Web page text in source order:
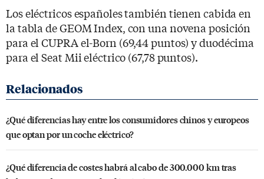
Los eléctricos españoles también tienen cabida en
la tabla de GEOM Index, con una novena posición
para el CUPRA el-Born (69,44 puntos) y duodécima
para el Seat Mii eléctrico (67,78 puntos).
¿Qué diferencias hay entre los consumidores chinos y europeos
que optan por un coche eléctrico?
¿Qué diferencia de costes habrá al cabo de 300.000 km tras